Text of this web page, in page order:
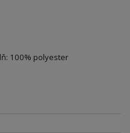
100% polyester